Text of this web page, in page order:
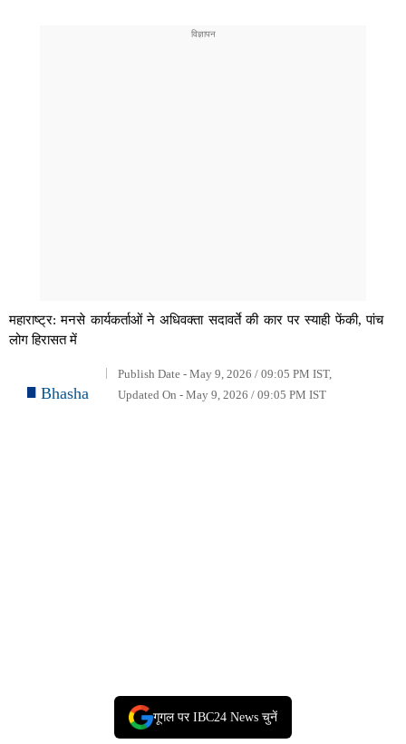
महाराष्ट्र: मनसे कार्यकर्ताओं ने अधिवक्ता सदावर्ते की कार पर स्याही फेंकी, पांच
लोग हिरासत में
Bhasha
Publish Date - May 9, 2026 / 09:05 PM IST,
Updated On - May 9, 2026 / 09:05 PM IST
गूगल पर IBC24 News चुनें